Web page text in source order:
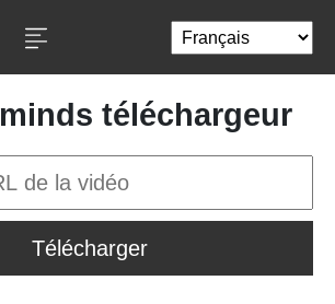
minds téléchargeur
Télécharger